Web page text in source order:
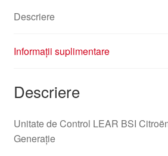
Descriere
Informații suplimentare
Descriere
Unitate de Control LEAR BSI
Generație